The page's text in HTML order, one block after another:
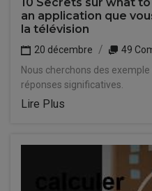
an application que
la télévision
20 décembre
49
Nous cherchons des
réponses significatives.
Lire Plus